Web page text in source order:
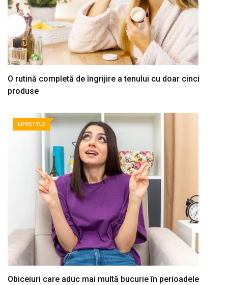
O rutină completă de îngrijire a tenului cu doar cinci
produse
LIFESTYLE
Obiceiuri care aduc mai multă bucurie în perioadele